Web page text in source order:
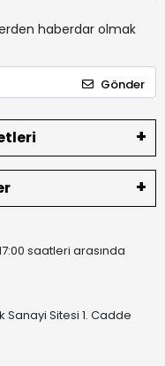
haberdar olmak
Gönder
saatleri arasında
Sanayi Sitesi 1. Cadde